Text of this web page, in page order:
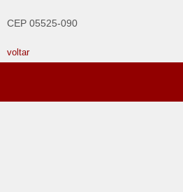
CEP 05525-090
voltar